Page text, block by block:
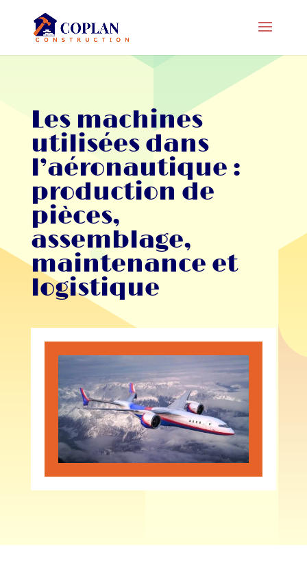
Les machines
utilisées dans
l’aéronautique :
production de
pièces,
assemblage,
maintenance et
logistique